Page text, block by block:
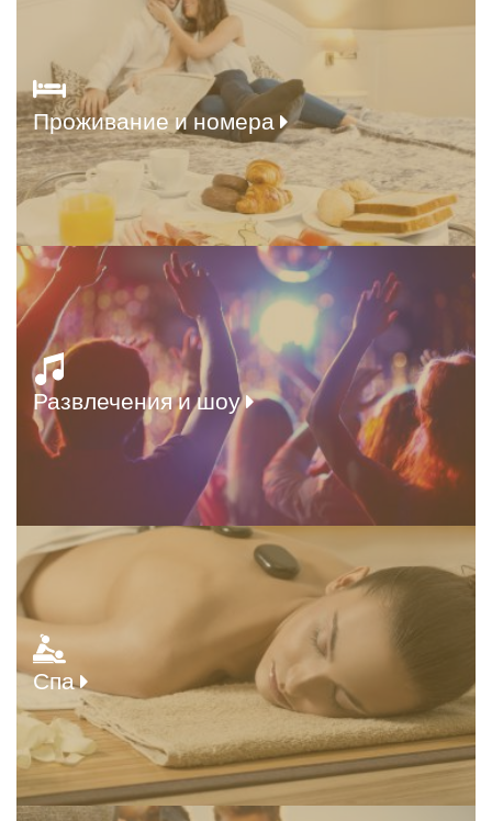
Проживание и номера
Развлечения и шоу
Спа